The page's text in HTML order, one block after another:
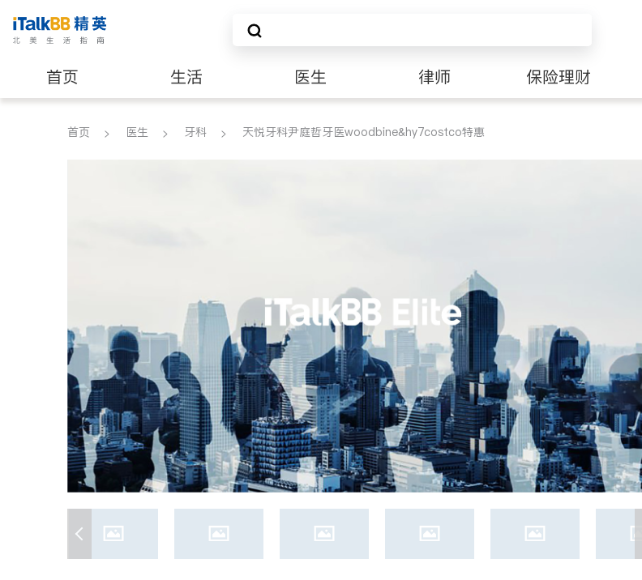
首页 生活 医生 律师 保险理财
建筑装修
首页 医生 牙科 天悦牙科尹庭哲牙医woodbine&hy7costco特惠